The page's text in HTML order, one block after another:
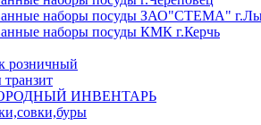
наборы посуды ЗАО"СТЕМА"
наборы посуды КМК г.Керчь
розничный
ИНВЕНТАРЬ